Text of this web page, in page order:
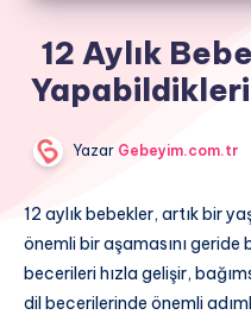
12 Aylık
Yapabildikleri
Yazar Gebeyim.com.tr
12 aylık bebekler, artık bir
önemli bir aşamasını geride
becerileri hızla gelişir,
dil becerilerinde önemli